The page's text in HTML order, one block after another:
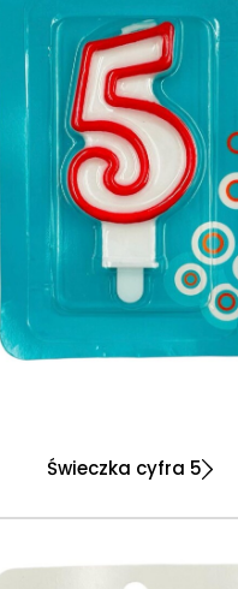
Świeczka cyfra 5